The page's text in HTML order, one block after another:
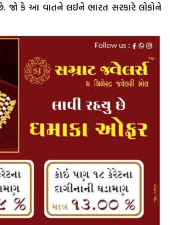
જો કે આ વાતને લઈને ભારત સરકારે લોકોને